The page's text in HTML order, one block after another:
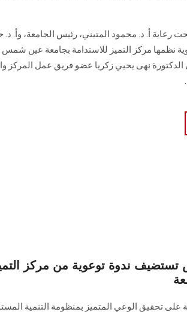
رعاية أ. د. محمود المتيني، رئيس الجامعة، وأ.
نظمها مركز التميز للاستدامة بجامعة عين
الدكتورة نهى يحيي زكريا عضو فريق عمل المركز
ندوة توعوية من مركز
تحقيق الوعي المتميز بمنظومة التنمية